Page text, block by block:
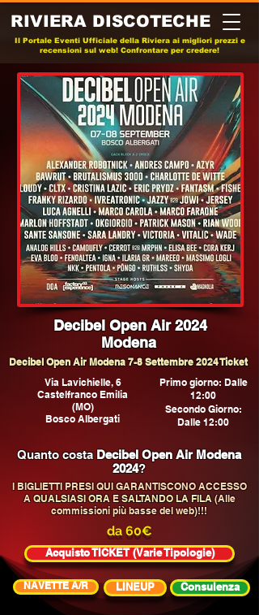
RIVIERA DISCOTECHE
Il Portale Eventi Ufficiale della Riviera ai migliori prezzi e
recensioni sul web! Confrontare per credere!
Decibel Open Air 2024
Modena
Decibel Open Air Modena 7-8 Settembre 2024 Ticket
Via Lavichielle, 6
Castelfranco Emilia
(MO)
Bosco Albergati
Primo giorno: Dalle
12:00
Secondo Giorno:
Dalle 12:00
Quanto costaDecibel Open Air Modena
2024?
I BIGLIETTI PRESI QUI GARANTISCONO ACCESSO
A QUALSIASI ORA E SALTANDO LA FILA(Alle
commissioni più basse del web)!!!
da 60€
Acquisto TICKET (Varie Tipologie)
NAVETTE A/R LINEUP Consulenza